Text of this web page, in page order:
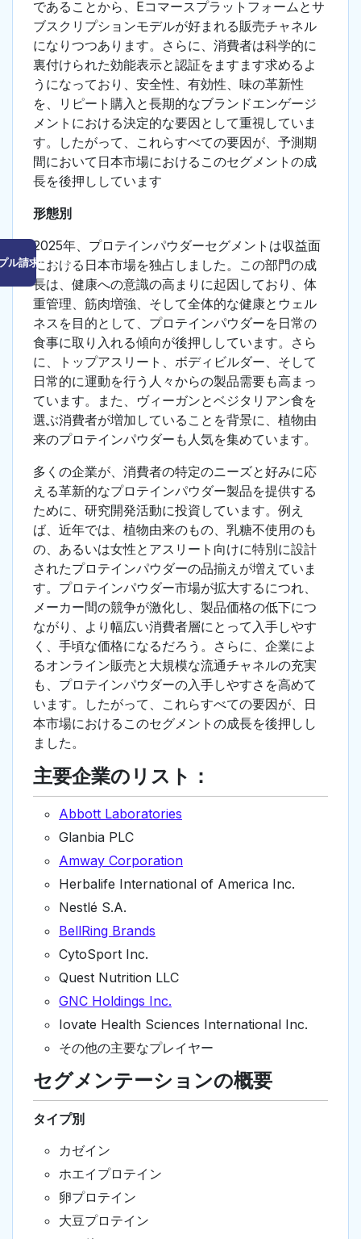
ル請求はこちら
であることから、Eコマースプラットフォームとサ
ブスクリプションモデルが好まれる販売チャネル
になりつつあります。さらに、消費者は科学的に
裏付けられた効能表示と認証をますます求めるよ
うになっており、安全性、有効性、味の革新性
を、リピート購入と長期的なブランドエンゲージ
メントにおける決定的な要因として重視していま
す。したがって、これらすべての要因が、予測期
間において日本市場におけるこのセグメントの成
長を後押ししています
形態別
2025年、プロテインパウダーセグメントは収益面
における日本市場を独占しました。この部門の成
長は、健康への意識の高まりに起因しており、体
重管理、筋肉増強、そして全体的な健康とウェル
ネスを目的として、プロテインパウダーを日常の
食事に取り入れる傾向が後押ししています。さら
に、トップアスリート、ボディビルダー、そして
日常的に運動を行う人々からの製品需要も高まっ
ています。また、ヴィーガンとベジタリアン食を
選ぶ消費者が増加していることを背景に、植物由
来のプロテインパウダーも人気を集めています。
多くの企業が、消費者の特定のニーズと好みに応
える革新的なプロテインパウダー製品を提供する
ために、研究開発活動に投資しています。例え
ば、近年では、植物由来のもの、乳糖不使用のも
の、あるいは女性とアスリート向けに特別に設計
されたプロテインパウダーの品揃えが増えていま
す。プロテインパウダー市場が拡大するにつれ、
メーカー間の競争が激化し、製品価格の低下につ
ながり、より幅広い消費者層にとって入手しやす
く、手頃な価格になるだろう。さらに、企業によ
るオンライン販売と大規模な流通チャネルの充実
も、プロテインパウダーの入手しやすさを高めて
います。したがって、これらすべての要因が、日
本市場におけるこのセグメントの成長を後押しし
ました。
主要企業のリスト：
Abbott Laboratories
Glanbia PLC
Amway Corporation
Herbalife International of America Inc.
Nestlé S.A.
BellRing Brands
CytoSport Inc.
Quest Nutrition LLC
GNC Holdings Inc.
Iovate Health Sciences International Inc.
その他の主要なプレイヤー
セグメンテーションの概要
タイプ別
カゼイン
ホエイプロテイン
卵プロテイン
大豆プロテイン